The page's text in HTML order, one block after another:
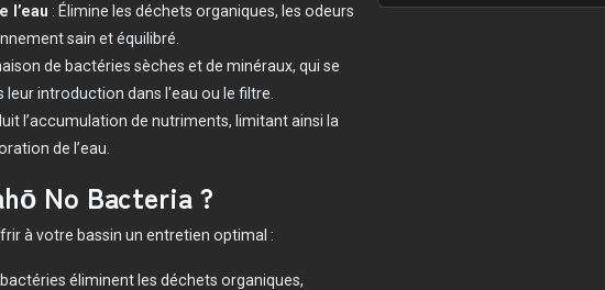
l’eau : Élimine les déchets organiques, les odeurs
sain et équilibré.
de bactéries sèches et de minéraux, qui se
introduction dans l'eau ou le filtre.
l’accumulation de nutriments, limitant ainsi la
de l’eau.
No Bacteria ?
à votre bassin un entretien optimal :
bactéries éliminent les déchets organiques,